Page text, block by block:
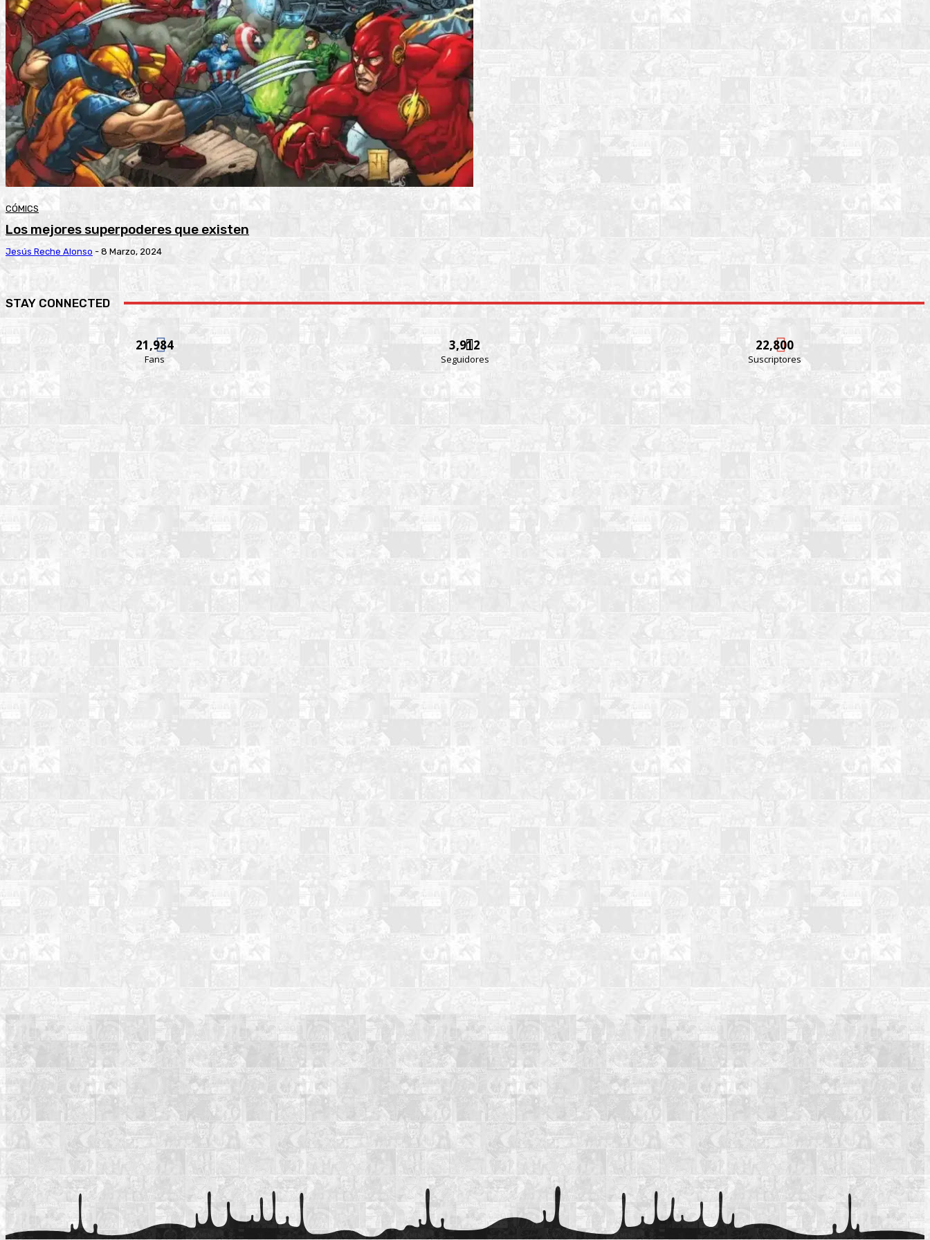
CÓMICS
Los mejores superpoderes que existen
Jesús Reche Alonso - 8 Marzo, 2024
STAY CONNECTED
21,984
Fans
3,912
Seguidores
22,800
Suscriptores